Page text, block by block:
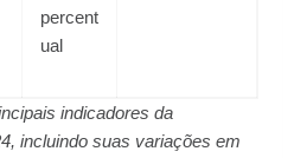
percent
ual
indicadores da
incluindo suas variações em